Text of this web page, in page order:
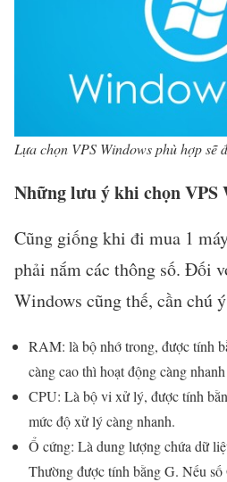
Lựa chọn VPS Windows phù hợp sẽ
Những lưu ý khi chọn VPS
Cũng giống khi đi mua 1
phải nắm các thông số. Đối
Windows cũng thế, cần chú
RAM: là bộ nhớ trong, được tính
càng cao thì hoạt động càng
CPU: Là bộ vi xử lý, được tính
mức độ xử lý càng nhanh.
Ổ cứng: Là dung lượng chứa dữ
Thường được tính bằng G. Nếu